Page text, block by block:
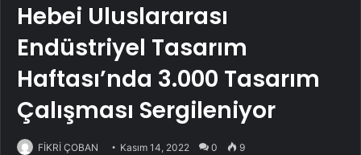
Hebei Uluslararası
Endüstriyel Tasarım
Haftası’nda 3.000 Tasarım
Çalışması Sergileniyor
FİKRİ ÇOBAN Kasım 14, 2022 0 9